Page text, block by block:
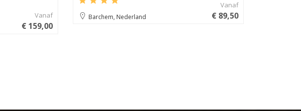
Vanaf
€ 159,00
Barchem, Nederland
Vanaf
€ 89,50